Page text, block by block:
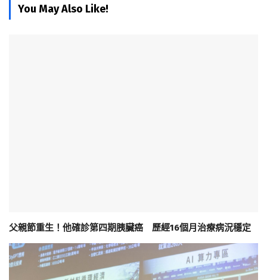
You May Also Like!
父親節重生！他確診第四期胰臟癌 歷經16個月治療病況穩定